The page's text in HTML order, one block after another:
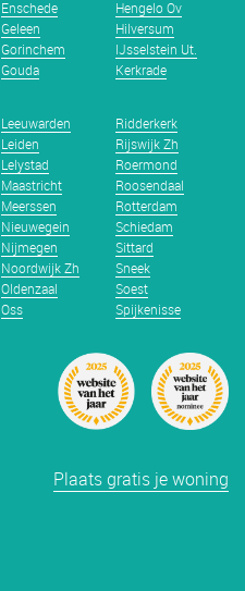
Enschede
Geleen
Gorinchem
Gouda
Hengelo Ov
Hilversum
IJsselstein Ut.
Kerkrade
Leeuwarden
Leiden
Lelystad
Maastricht
Meerssen
Nieuwegein
Nijmegen
Noordwijk Zh
Oldenzaal
Oss
Ridderkerk
Rijswijk Zh
Roermond
Roosendaal
Rotterdam
Schiedam
Sittard
Sneek
Soest
Spijkenisse
Plaats gratis je woning